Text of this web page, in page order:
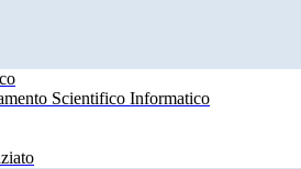
Scientifico Informatico